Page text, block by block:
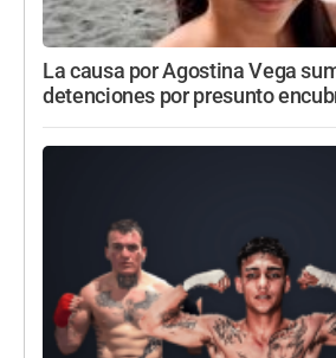
La causa por Agostina Vega
detenciones por presunto